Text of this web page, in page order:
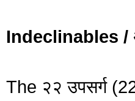
Indeclinables /
The २२ उपसर्ग